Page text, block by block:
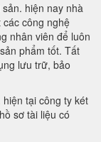
hiện nay nhà
công nghệ
nhân viên để luôn
phẩm tốt. Tất
lưu trữ, bảo
tại công ty két
sơ tài liệu có